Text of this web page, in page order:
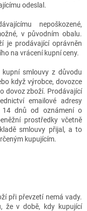
odeslal.
nepoškozené,
v původním obalu.
je prodávající oprávněn
na vrácení kupní ceny.
smlouvy z důvodu
když výrobce, dovozce
dovoz zboží. Prodávající
emailové adresy
14 dnů od oznámení o
prostředky včetně
smlouvy přijal, a to
kupujícím.
při převzetí nemá vady.
že v době, kdy kupující